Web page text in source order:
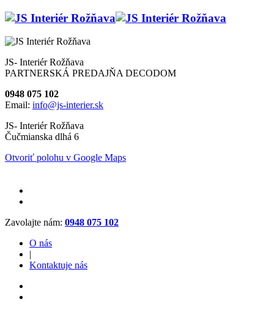
JS- Interiér Rožňava
PARTNERSKÁ PREDAJŇA DECODOM
0948 075 102
Email: info@js-interier.sk
JS- Interiér Rožňava
Čučmianska dlhá 6
Otvoriť polohu v Google Maps
Zavolajte nám: 0948 075 102
O nás
|
Kontaktuje nás